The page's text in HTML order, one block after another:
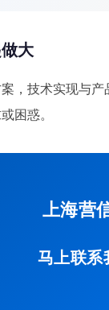
大
，技术实现与
困惑。
上海营
马上联系